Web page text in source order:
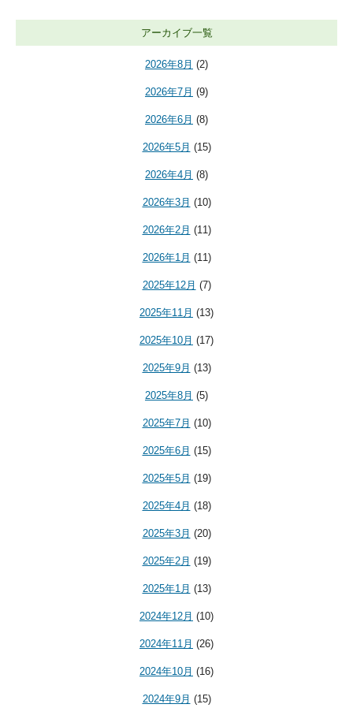
アーカイブ一覧
2026年8月 (2)
2026年7月 (9)
2026年6月 (8)
2026年5月 (15)
2026年4月 (8)
2026年3月 (10)
2026年2月 (11)
2026年1月 (11)
2025年12月 (7)
2025年11月 (13)
2025年10月 (17)
2025年9月 (13)
2025年8月 (5)
2025年7月 (10)
2025年6月 (15)
2025年5月 (19)
2025年4月 (18)
2025年3月 (20)
2025年2月 (19)
2025年1月 (13)
2024年12月 (10)
2024年11月 (26)
2024年10月 (16)
2024年9月 (15)